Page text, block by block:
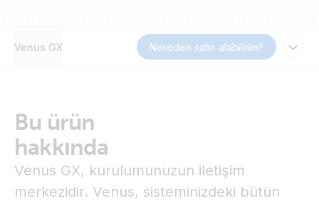
Venus GX Nereden satın alabilirim?
Bu ürün
hakkında
Venus GX, kurulumunuzun iletişim
merkezidir. Venus, sisteminizdeki bütün